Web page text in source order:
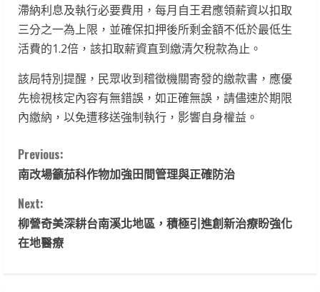
滯納利息及執行必要費用，每月自王君應領薪資以扣取
三分之一為上限，並確保扣押後所剩金額不低於最低生
活費的1.2倍，該扣取薪資直到繳清欠稅款為止。
該局特別提醒，民眾收到稽徵機關寄發的繳款書，應優
先檢視核定內容有無錯誤，如正確無誤，請儘速於期限
內繳納，以免遭移送強制執行，影響自身權益。
C
o
n
t
Previous:
南改場籲茄科作物加強田間管理與正確防治
Next:
柳營奇美深耕台南溪北地區，積極引進創新治療盼強化
在地醫療